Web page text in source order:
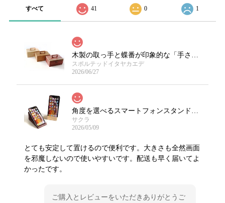
すべて 41 0 1
木製の取っ手と蝶番が印象的な「手さげ木箱」/限定樹種
スポルテッドイタヤカエデ
2026/06/27
角度を選べるスマートフォンスタンド（縦置可）
サクラ
2026/05/09
とても安定して置けるので便利です。大きさも全然画面
を邪魔しないので使いやすいです。配送も早く届いてよ
かったです。
ご購入とレビューをいただきありがとうご